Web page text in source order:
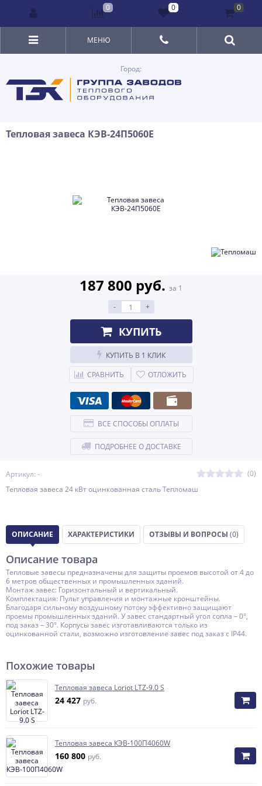
Город:
МЕНЮ
Тепловая завеса КЭВ-24П5060Е
Артикул: -
(0)
Тепловая завеса 24 кВт оцинкованная сталь Тепломаш
187 800 руб. за 1
-
+
КУПИТЬ
КУПИТЬ В 1 КЛИК
СРАВНИТЬ
ОТЛОЖИТЬ
ВСЕ СПОСОБЫ ОПЛАТЫ
ПОДРОБНЕЕ О ДОСТАВКЕ
ОПИСАНИЕ ХАРАКТЕРИСТИКИ ОТЗЫВЫ И ВОПРОСЫ (0)
Описание товара
Тепловые завесы предназначены для защиты проемов высотой от 4 до
6 метров общественных и промышленных зданий.
Монтаж завес: Горизонтальный и вертикальный.
Комплектация: Пульт управления и монтажные кронштейны.
Благодаря сильному воздушному потоку эффективно защищают
проемы промышленных зданий. У завес стандартный угол сопла – 0°,
под заказ – 30°. Корпусы завес изготавливаются только из
оцинкованной стали, возможно изготовление завес под заказ с IP44.
Похожие товары
Тепловая завеса Loriot LTZ-9.0 S
24 427 руб.
Тепловая завеса КЭВ-100П4060W
160 800 руб.
0 0 0